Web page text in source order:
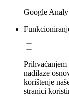
Google
nadilaze
korištenje
stranici